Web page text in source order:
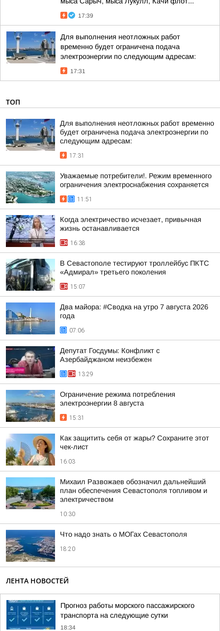
17:39
Для выполнения неотложных работ
временно будет ограничена подача
электроэнергии по следующим адресам:
17:31
ТОП
Для выполнения неотложных работ временно
будет ограничена подача электроэнергии по
следующим адресам:
17:31
Уважаемые потребители!. Режим временного
ограничения электроснабжения сохраняется
11:51
Когда электричество исчезает, привычная
жизнь останавливается
16:38
В Севастополе тестируют троллейбус ПКТС
«Адмирал» третьего поколения
15:07
Два майора: #Сводка на утро 7 августа 2026
года
07:06
Депутат Госдумы: Конфликт с
Азербайджаном неизбежен
13:29
Ограничение режима потребления
электроэнергии 8 августа
15:31
Как защитить себя от жары? Сохраните этот
чек-лист
16:03
Михаил Развожаев обозначил дальнейший
план обеспечения Севастополя топливом и
электричеством
10:30
Что надо знать о МОГах Севастополя
18:20
ЛЕНТА НОВОСТЕЙ
Прогноз работы морского пассажирского
транспорта на следующие сутки
18:34